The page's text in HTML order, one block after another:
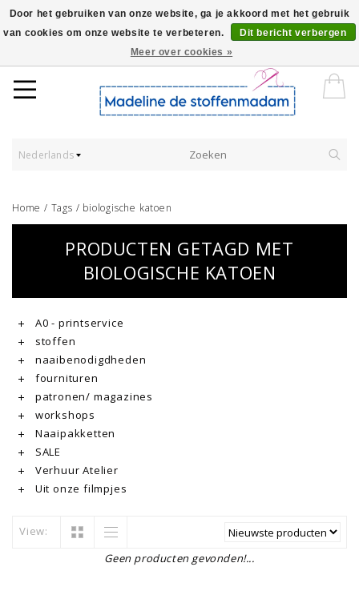
Worldwide Shipping - Onze stoffen worden verkocht per 10 cm.
Nederlands
Home / Tags / biologische katoen
PRODUCTEN GETAGD MET
BIOLOGISCHE KATOEN
A0 - printservice
stoffen
naaibenodigdheden
fournituren
patronen/ magazines
workshops
Naaipakketten
SALE
Verhuur Atelier
Uit onze filmpjes
View:
Geen producten gevonden!...
Door het gebruiken van onze website, ga je akkoord met het gebruik
van cookies om onze website te verbeteren.
Dit bericht verbergen
Meer over cookies »